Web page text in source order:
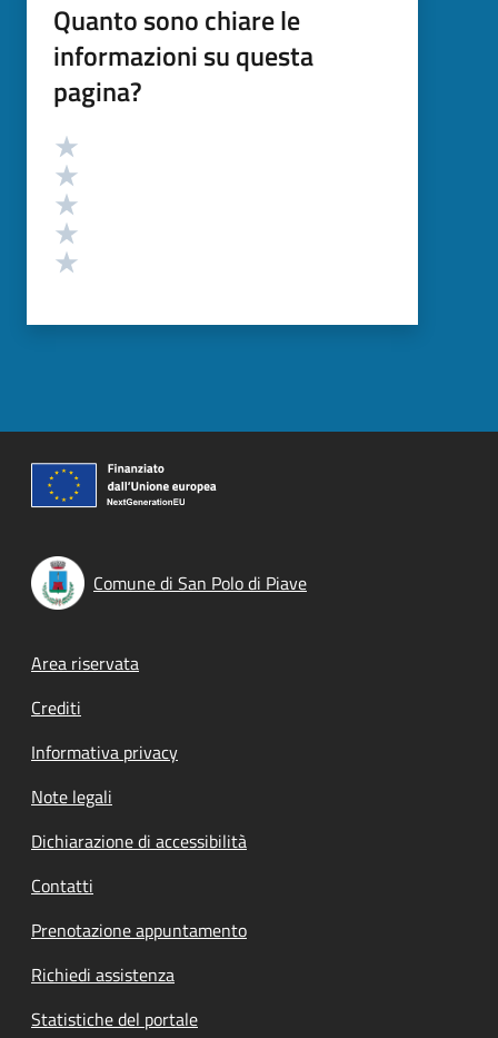
Quanto sono chiare le
informazioni su questa
pagina?
Valutazione
Comune di San Polo di Piave
Footer menu
Area riservata
Crediti
Informativa privacy
Note legali
Dichiarazione di accessibilità
Contatti
Prenotazione appuntamento
Richiedi assistenza
Statistiche del portale